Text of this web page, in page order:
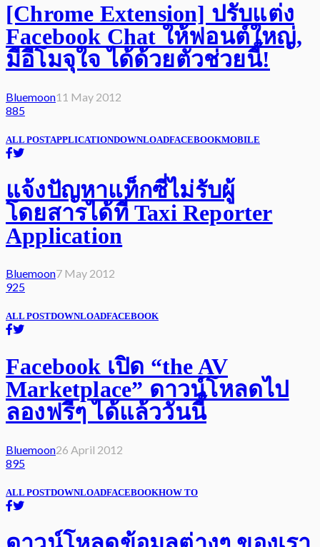
[Chrome Extension] ปรับแต่ง
Facebook Chat ให้ฟอนต์ใหญ่,
มีอีโมจุใจ ได้ด้วยตัวช่วยนี้!
Bluemoon11 May 2012
885
ALL POSTAPPLICATIONDOWNLOADFACEBOOKMOBILE
แจ้งปัญหาแท็กซี่ไม่รับผู้
โดยสารได้ที่ Taxi Reporter
Application
Bluemoon7 May 2012
925
ALL POSTDOWNLOADFACEBOOK
Facebook เปิด “the AV
Marketplace” ดาวน์โหลดไป
ลองฟรีๆ ได้แล้ววันนี้
Bluemoon26 April 2012
895
ALL POSTDOWNLOADFACEBOOKHOW TO